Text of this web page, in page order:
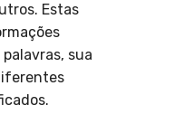
Estas
sua